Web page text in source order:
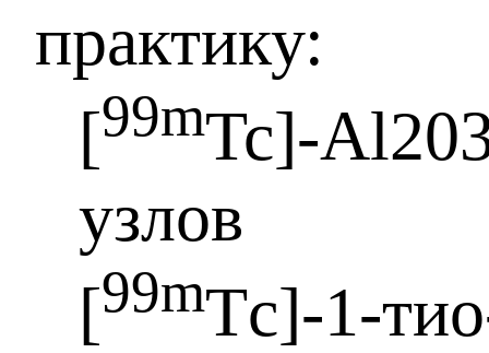
практику:
[99mTc]-
узлов
[99mТc]-1-